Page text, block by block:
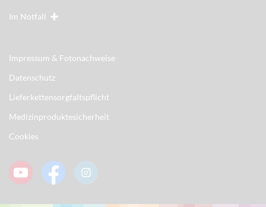
Im Notfall
Impressum & Fotonachweise
Datenschutz
Lieferkettensorgfaltspflicht
Medizinproduktesicherheit
Cookies